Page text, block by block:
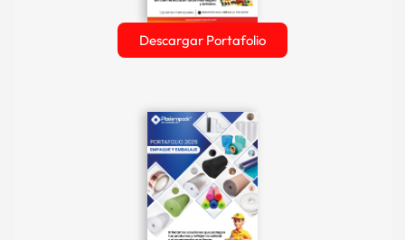
Descargar Portafolio